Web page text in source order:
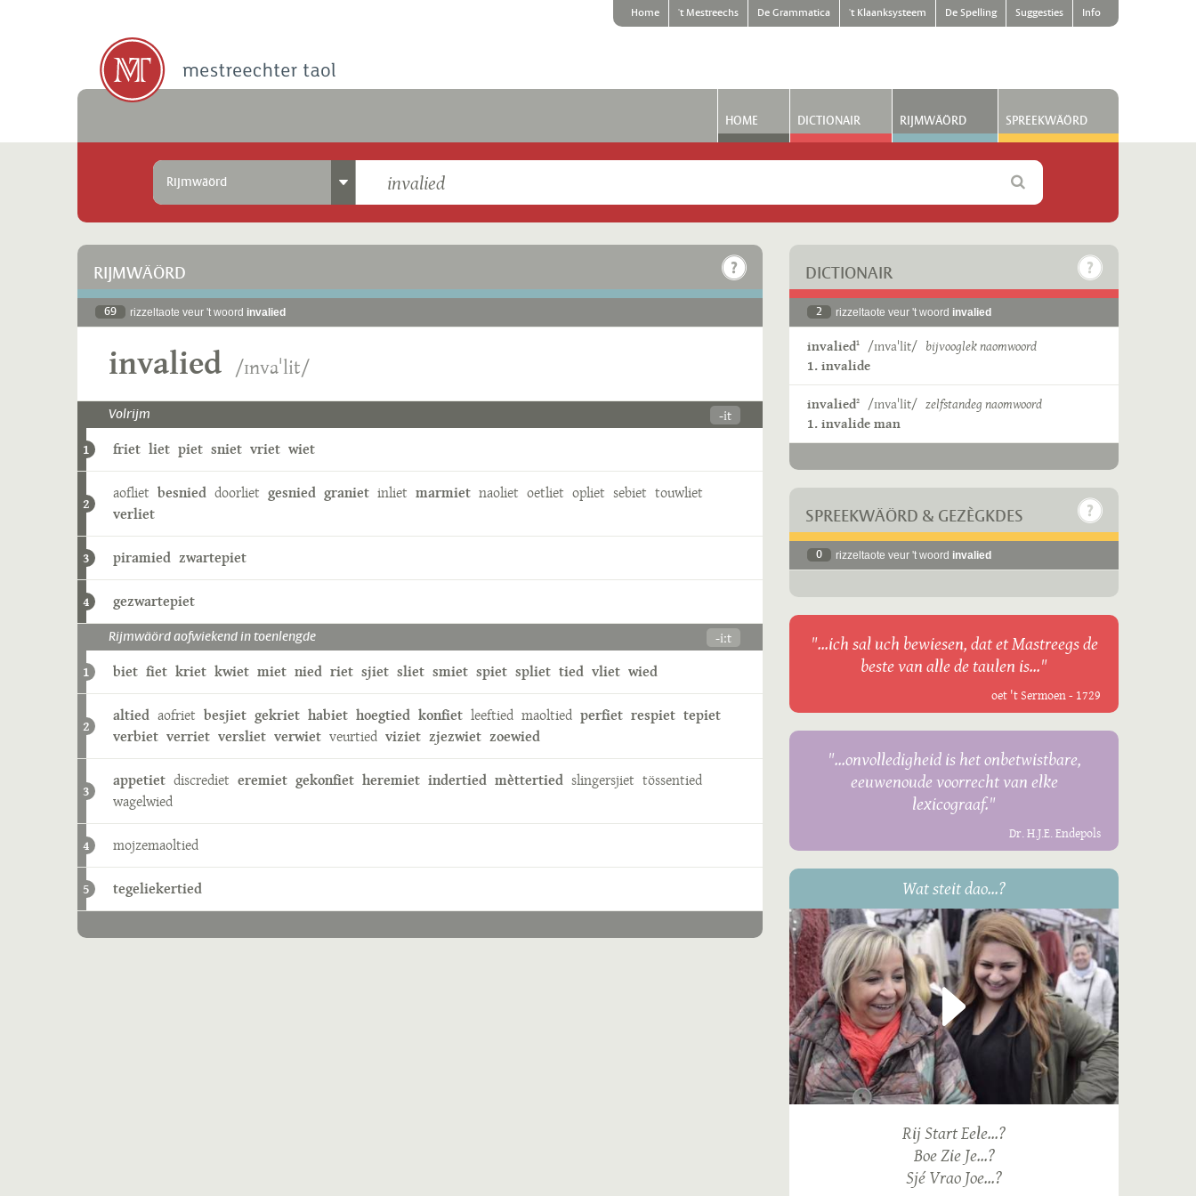
Home 't Mestreechs De Grammatica 't Klaanksysteem De Spelling Suggesties Info
HOME DICTIONAIR RIJMWÄÖRD SPREEKWÄÖRD
Rijmwäörd
RIJMWÄÖRD
69 rizzeltaote veur 't woord invalied
invalied /ɪnvaˈlit/
Volrijm -it
1 friet liet piet sniet vriet wiet
2
aofliet besnied doorliet gesnied graniet inliet marmiet naoliet oetliet opliet sebiet touwliet
verliet
3 piramied zwartepiet
4 gezwartepiet
Rijmwäörd aofwiekend in toenlengde -iːt
1 biet fiet kriet kwiet miet nied riet sjiet sliet smiet spiet spliet tied vliet wied
2
altied aofriet besjiet gekriet habiet hoegtied konfiet leeftied maoltied perfiet respiet tepiet
verbiet verriet versliet verwiet veurtied viziet zjezwiet zoewied
3
appetiet discrediet eremiet gekonfiet heremiet indertied mèttertied slingersjiet tössentied
wagelwied
4 mojzemaoltied
5 tegeliekertied
DICTIONAIR
2 rizzeltaote veur 't woord invalied
invalied1 /ɪnvaˈlit/ bijvooglek naomwoord
1. invalide
invalied2 /ɪnvaˈlit/ zelfstandeg naomwoord
1. invalide man
SPREEKWÄÖRD & GEZÈGKDES
0 rizzeltaote veur 't woord invalied
"...ich sal uch bewiesen, dat et Mastreegs de
beste van alle de taulen is..."
oet 't Sermoen - 1729
"...onvolledigheid is het onbetwistbare,
eeuwenoude voorrecht van elke
lexicograaf."
Dr. H.J.E. Endepols
Wat steit dao...?
Rij Start Eele...?
Boe Zie Je...?
Sjé Vrao Joe...?